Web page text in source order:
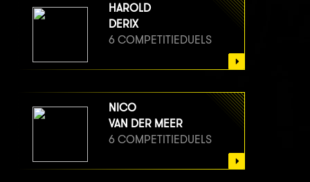
HAROLD
DERIX
6 COMPETITIEDUELS
NICO
VAN DER MEER
6 COMPETITIEDUELS